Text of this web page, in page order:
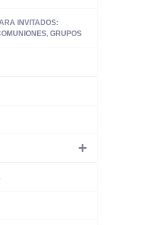
INVITADOS:
GRUPOS